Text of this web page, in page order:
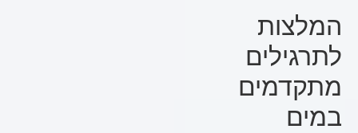
המלצות
לתרגילים
מתקדמים
במים